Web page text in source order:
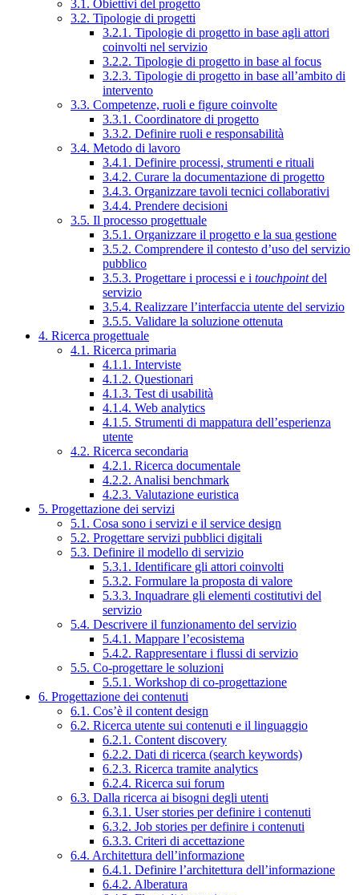
3.1. Obiettivi del progetto
3.2. Tipologie di progetti
3.2.1. Tipologie di progetto in base agli attori
coinvolti nel servizio
3.2.2. Tipologie di progetto in base al focus
3.2.3. Tipologie di progetto in base all’ambito di
intervento
3.3. Competenze, ruoli e figure coinvolte
3.3.1. Coordinatore di progetto
3.3.2. Definire ruoli e responsabilità
3.4. Metodo di lavoro
3.4.1. Definire processi, strumenti e rituali
3.4.2. Curare la documentazione di progetto
3.4.3. Organizzare tavoli tecnici collaborativi
3.4.4. Prendere decisioni
3.5. Il processo progettuale
3.5.1. Organizzare il progetto e la sua gestione
3.5.2. Comprendere il contesto d’uso del servizio
pubblico
3.5.3. Progettare i processi e i touchpointdel
servizio
3.5.4. Realizzare l’interfaccia utente del servizio
3.5.5. Validare la soluzione ottenuta
4. Ricerca progettuale
4.1. Ricerca primaria
4.1.1. Interviste
4.1.2. Questionari
4.1.3. Test di usabilità
4.1.4. Web analytics
4.1.5. Strumenti di mappatura dell’esperienza
utente
4.2. Ricerca secondaria
4.2.1. Ricerca documentale
4.2.2. Analisi benchmark
4.2.3. Valutazione euristica
5. Progettazione dei servizi
5.1. Cosa sono i servizi e il service design
5.2. Progettare servizi pubblici digitali
5.3. Definire il modello di servizio
5.3.1. Identificare gli attori coinvolti
5.3.2. Formulare la proposta di valore
5.3.3. Inquadrare gli elementi costitutivi del
servizio
5.4. Descrivere il funzionamento del servizio
5.4.1. Mappare l’ecosistema
5.4.2. Rappresentare i flussi di servizio
5.5. Co-progettare le soluzioni
5.5.1. Workshop di co-progettazione
6. Progettazione dei contenuti
6.1. Cos’è il content design
6.2. Ricerca utente sui contenuti e il linguaggio
6.2.1. Content discovery
6.2.2. Dati di ricerca (search keywords)
6.2.3. Ricerca tramite analytics
6.2.4. Ricerca sui forum
6.3. Dalla ricerca ai bisogni degli utenti
6.3.1. User stories per definire i contenuti
6.3.2. Job stories per definire i contenuti
6.3.3. Criteri di accettazione
6.4. Architettura dell’informazione
6.4.1. Definire l’architettura dell’informazione
6.4.2. Alberatura